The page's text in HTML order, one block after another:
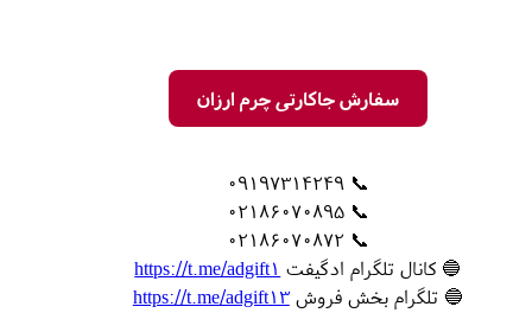
سفارش جاکارتی چرم ارزان
📞 09197314249
📞 02186070895
📞 02186070872
🔵 کانال تلگرام ادگیفت https://t.me/adgift1
🔵 تلگرام بخش فروشhttps://t.me/adgift13